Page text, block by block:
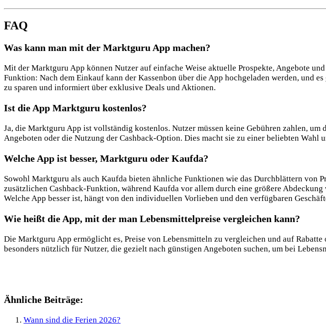
FAQ
Was kann man mit der Marktguru App machen?
Mit der Marktguru App können Nutzer auf einfache Weise aktuelle Prospekte, Angebote
Funktion: Nach dem Einkauf kann der Kassenbon über die App hochgeladen werden, und
zu sparen und informiert über exklusive Deals und Aktionen​.
Ist die App Marktguru kostenlos?
Ja, die Marktguru App ist vollständig kostenlos. Nutzer müssen keine Gebühren zahlen,
Angeboten oder die Nutzung der Cashback-Option. Dies macht sie zu einer beliebten Wahl
Welche App ist besser, Marktguru oder Kaufda?
Sowohl Marktguru als auch Kaufda bieten ähnliche Funktionen wie das Durchblättern von
zusätzlichen Cashback-Funktion, während Kaufda vor allem durch eine größere
Welche App besser ist, hängt von den individuellen Vorlieben und den verfügbaren
Wie heißt die App, mit der man Lebensmittelpreise vergleichen kann?
Die Marktguru App ermöglicht es, Preise von Lebensmitteln zu vergleichen und auf
besonders nützlich für Nutzer, die gezielt nach günstigen Angeboten suchen, um bei
Ähnliche Beiträge:
Wann sind die Ferien 2026?